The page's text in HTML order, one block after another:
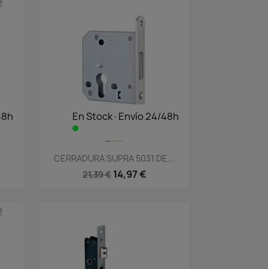
En Stock·Envío 24/48h
Vista rápida
CERRADURA SUPRA 5031 DE...
21,39 € 14,97 €